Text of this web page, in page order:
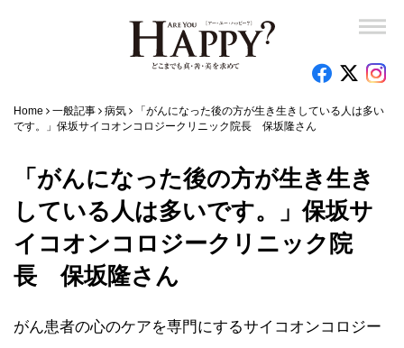
Home 一般記事 病気
「がんになった後の方が生き生きしている人は多い
です。」保坂サイコオンコロジークリニック院長 保坂隆さん
「がんになった後の方が生き生き
している人は多いです。」保坂サ
イコオンコロジークリニック院
長 保坂隆さん
がん患者の心のケアを専門にするサイコオンコロジー